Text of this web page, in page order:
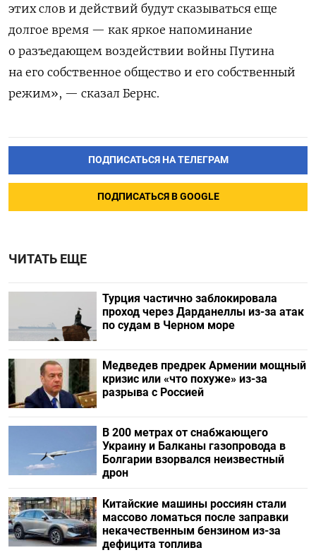
этих слов и действий будут сказываться еще
долгое время — как яркое напоминание
о разъедающем воздействии войны Путина
на его собственное общество и его собственный
режим», — сказал Бернс.
ПОДПИСАТЬСЯ НА ТЕЛЕГРАМ
ПОДПИСАТЬСЯ В GOOGLE
ЧИТАТЬ ЕЩЕ
Турция частично заблокировала
проход через Дарданеллы из-за атак
по судам в Черном море
Медведев предрек Армении мощный
кризис или «что похуже» из-за
разрыва с Россией
В 200 метрах от снабжающего
Украину и Балканы газопровода в
Болгарии взорвался неизвестный
дрон
Китайские машины россиян стали
массово ломаться после заправки
некачественным бензином из-за
дефицита топлива